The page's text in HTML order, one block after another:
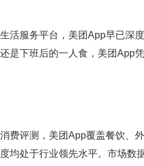
服务平台，美团App早已深度
是下班后的一人食，美团App
评测，美团App覆盖餐饮、外
均处于行业领先水平。市场